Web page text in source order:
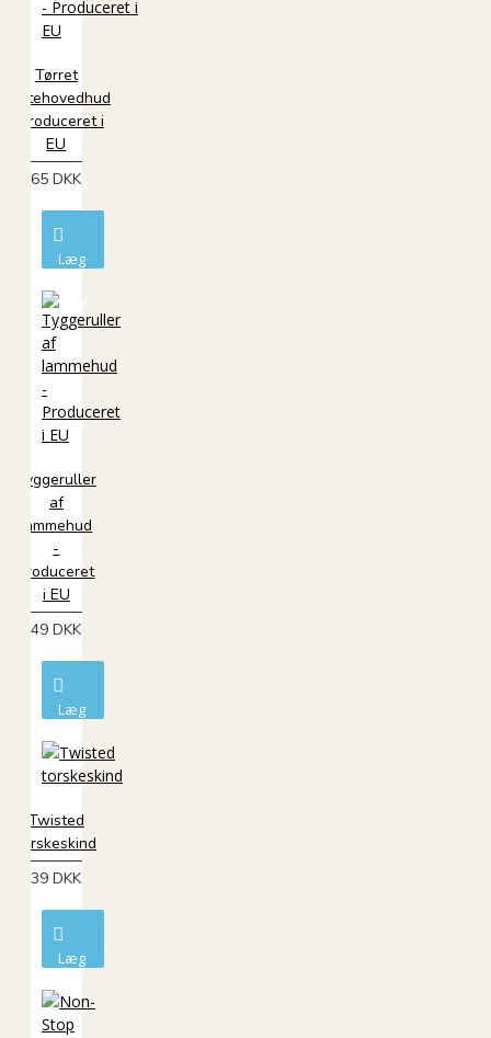
Tørret
hestehovedhud
- Produceret i
EU
65 DKK
Læg
kurv
Tyggeruller
af
lammehud
-
Produceret
i EU
49 DKK
Læg
kurv
Twisted
torskeskind
39 DKK
Læg
kurv